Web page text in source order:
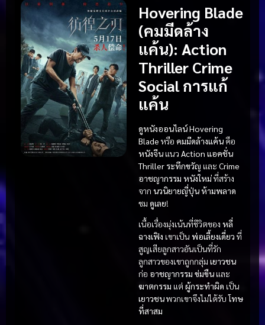
Hovering Blade
(คมมีดล้าง
แค้น): Action
Thriller Crime
Social การแก้
แค้น
ดูหนังออนไลน์Hovering
Blade หรือ คมมีดล้างแค้นคือ
หนังจีน แนว Action แอคชั่น
Thriller ระทึกขวัญ และ Crime
อาชญากรรม หนังใหม่ที่สร้าง
จาก นวนิยายญี่ปุ่นห้ามพลาด
ชม ดูเลย!
เนื้อเรื่องมุ่งเน้นที่ชีวิตของ หลี่
ฉางเฟิง เขาเป็น พ่อเลี้ยงเดี่ยว ที่
สูญเสียลูกสาวอันเป็นที่รัก
ลูกสาวของเขาถูกกลุ่ม เยาวชน
ก่อ อาชญากรรม ข่มขืน และ
ฆาตกรรม แต่ ผู้กระทำผิด เป็น
เยาวชนพวกเขาจึงไม่ได้รับโทษ
ที่สาสม